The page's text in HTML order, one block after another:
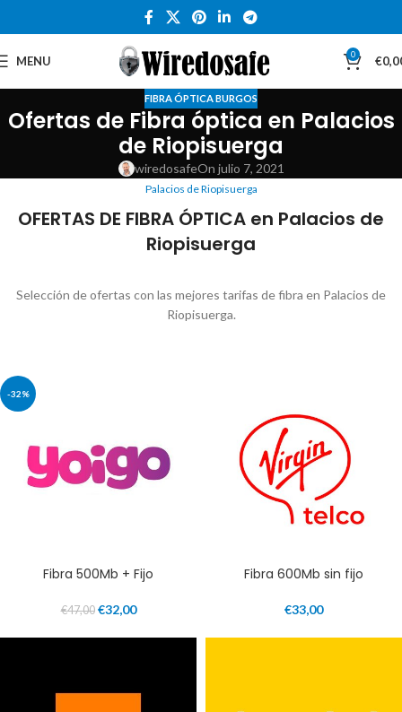
MENU 0 €
FIBRA ÓPTICA BURGOS
Ofertas de Fibra óptica en Palacios
de Riopisuerga
wiredosafeOn julio 7, 2021
Palacios de Riopisuerga
OFERTAS DE FIBRA ÓPTICA en Palacios de
Riopisuerga
Selección de ofertas con las mejores tarifas de fibra en Palacios de
Riopisuerga.
-32%
Fibra 500Mb + Fijo
€47,00 €32,00
Fibra 600Mb sin fijo
€33,00